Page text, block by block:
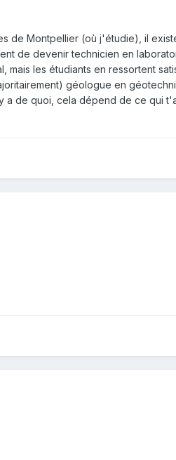
de Montpellier (où j'étudie), il
de devenir technicien en
les étudiants en ressortent
géologue en
de quoi, cela dépend de ce qui